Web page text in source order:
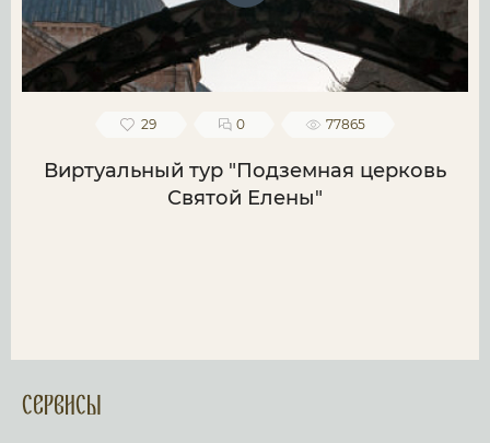
29 0 77865
Виртуальный тур "Подземная церковь
Святой Елены"
Сервисы